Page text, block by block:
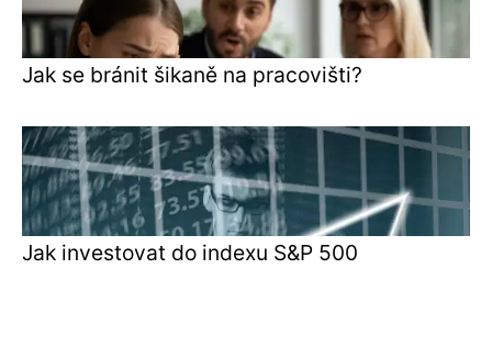
Jak se bránit šikaně na pracovišti?
Jak investovat do indexu S&P 500